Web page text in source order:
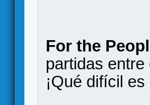
For the
partidas
¡Qué difícil